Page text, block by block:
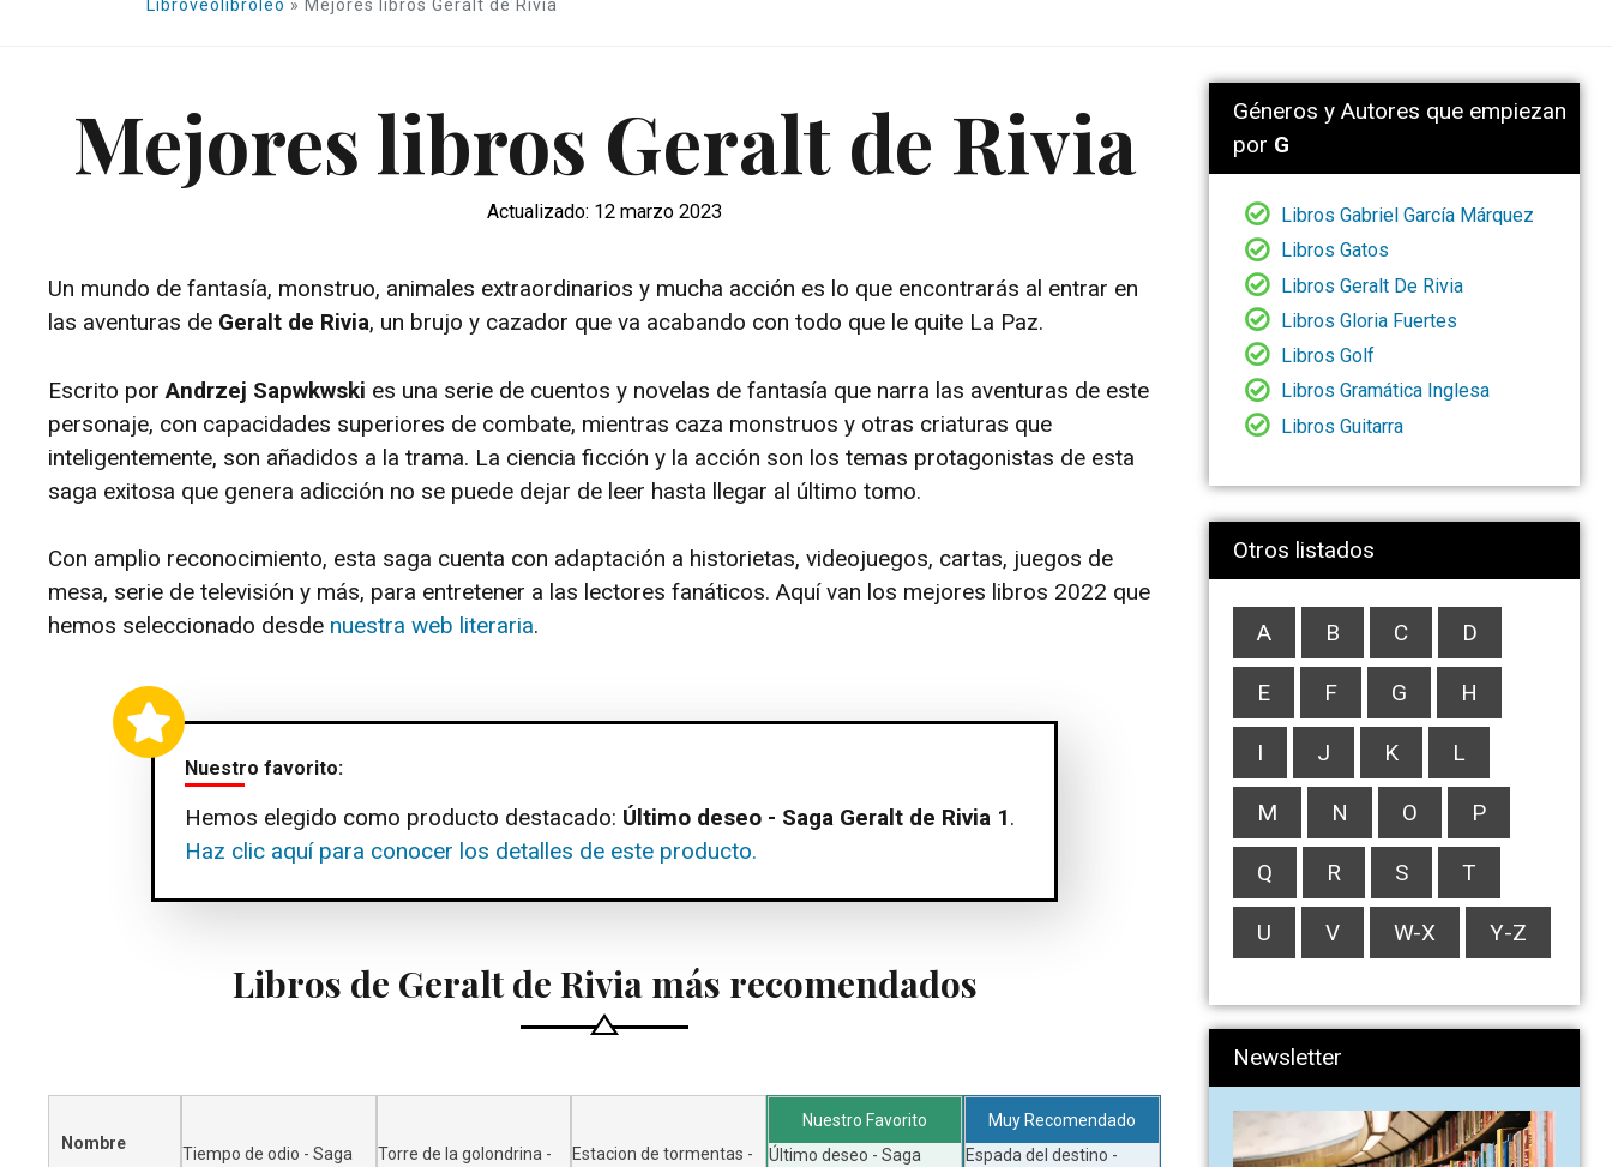
Libroveolibroleo » Mejores libros Geralt de Rivia
Mejores libros Geralt de Rivia
Actualizado: 12 marzo 2023
Un mundo de fantasía, monstruo, animales extraordinarios y mucha acción es lo que encontrarás al entrar en
las aventuras de Geralt de Rivia, un brujo y cazador que va acabando con todo que le quite La Paz.
Escrito por Andrzej Sapwkwski es una serie de cuentos y novelas de fantasía que narra las aventuras de este
personaje, con capacidades superiores de combate, mientras caza monstruos y otras criaturas que
inteligentemente, son añadidos a la trama. La ciencia ficción y la acción son los temas protagonistas de esta
saga exitosa que genera adicción no se puede dejar de leer hasta llegar al último tomo.
Con amplio reconocimiento, esta saga cuenta con adaptación a historietas, videojuegos, cartas, juegos de
mesa, serie de televisión y más, para entretener a las lectores fanáticos. Aquí van los mejores libros 2022 que
hemos seleccionado desde nuestra web literaria.
Nuestro favorito:
Hemos elegido como producto destacado: Último deseo - Saga Geralt de Rivia 1.
Haz clic aquí para conocer los detalles de este producto.
Libros de Geralt de Rivia más recomendados
Nombre
Tiempo de odio - Saga
Torre de la golondrina -
Estacion de tormentas -
Nuestro Favorito
Último deseo - Saga
Muy Recomendado
Espada del destino -
Géneros y Autores que empiezan
por G
Libros Gabriel García Márquez
Libros Gatos
Libros Geralt De Rivia
Libros Gloria Fuertes
Libros Golf
Libros Gramática Inglesa
Libros Guitarra
Otros listados
A B C D
E F G H
I J K L
M N O P
Q R S T
U V W-X Y-Z
Newsletter